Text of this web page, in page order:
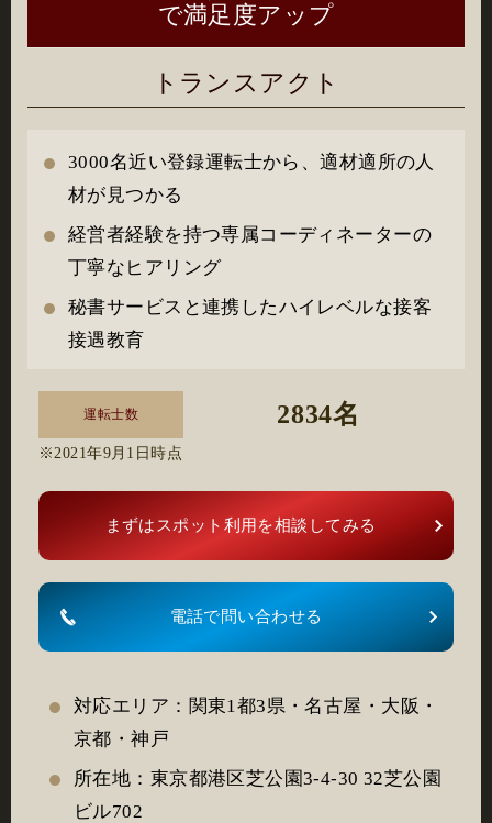
で満足度アップ
トランスアクト
3000名近い登録運転士から、適材適所の人
材が見つかる
経営者経験を持つ専属コーディネーターの
丁寧なヒアリング
秘書サービスと連携したハイレベルな接客
接遇教育
運転士数 2834名
※2021年9月1日時点
まずはスポット利用を相談してみる
電話で問い合わせる
対応エリア：関東1都3県・名古屋・大阪・
京都・神戸
所在地：東京都港区芝公園3-4-30 32芝公園
ビル702